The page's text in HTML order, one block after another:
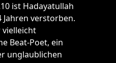
ist Hadayatullah
Jahren verstorben.
vielleicht
Beat-Poet, ein
unglaublichen